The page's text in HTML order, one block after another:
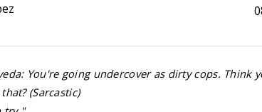
You're going undercover as dirty cops. Think
(Sarcastic)